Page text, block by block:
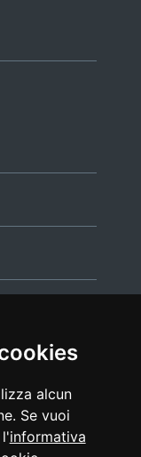
alcun
Se vuoi
informativa